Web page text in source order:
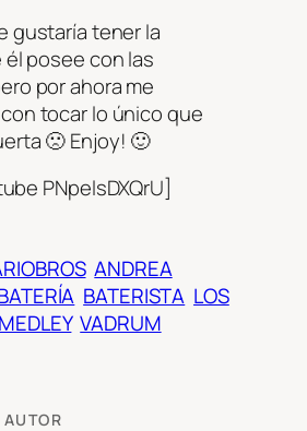
gustaría tener la
posee con las
por ahora me
tocar lo único que
🙁 Enjoy! 🙂
PNpelsDXQrU]
ANDREA
BATERISTA LOS
MEDLEY VADRUM